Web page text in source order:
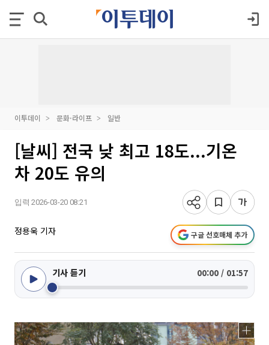
이투데이 문화·라이프 일반
[날씨] 전국 낮 최고 18도...기온
차 20도 유의
입력 2026-03-20 08:21
정용욱 기자 구글 선호매체 추가
기사 듣기 00:00 / 01:57